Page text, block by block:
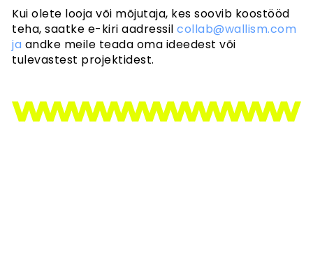
Kui olete looja või mõjutaja, kes soovib koostööd
teha, saatke e-kiri aadressil collab@wallism.com
ja andke meile teada oma ideedest või
tulevastest projektidest.